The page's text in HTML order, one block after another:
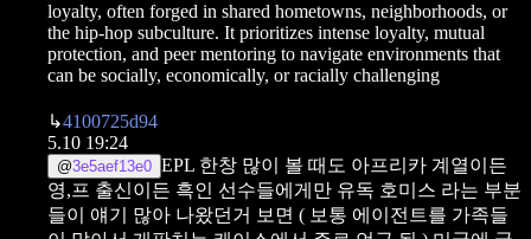
loyalty, often forged in shared hometowns, neighborhoods, or
the hip-hop subculture. It prioritizes intense loyalty, mutual
protection, and peer mentoring to navigate environments that
can be socially, economically, or racially challenging
↳4100725d94
5.10 19:24
@3e5aef13e0 EPL 한창 많이 볼 때도 아프리카 계열이든
영,프 출신이든 흑인 선수들에게만 유독 호미스 라는 부분
들이 얘기 많아 나왔던거 보면 ( 보통 에이전트를 가족들